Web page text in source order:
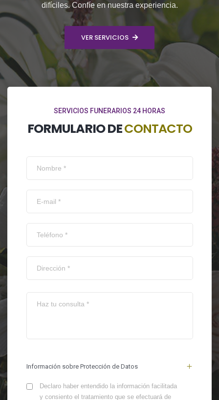
difíciles. Confíe en nuestra experiencia.
VER SERVICIOS
SERVICIOS FUNERARIOS 24 HORAS
FORMULARIO DECONTACTO
Información sobre Protección de Datos
Declaro haber entendido la información facilitada
y consiento el tratamiento que se efectuará de